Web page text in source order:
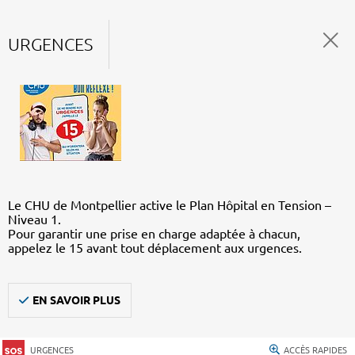
URGENCES
Le CHU de Montpellier active le Plan Hôpital en Tension –
Niveau 1.
Pour garantir une prise en charge adaptée à chacun,
appelez le 15 avant tout déplacement aux urgences.
EN SAVOIR PLUS
URGENCES ACCÈS RAPIDES